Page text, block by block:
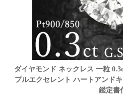
ダイヤモンド ネックレス 一粒
プルエクセレント ハートアンド
鑑定書